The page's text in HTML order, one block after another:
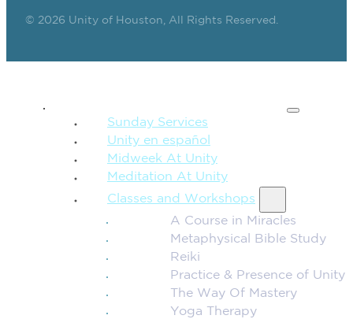
© 2026 Unity of Houston, All Rights Reserved.
Sunday Services
Unity en español
Midweek At Unity
Meditation At Unity
Classes and Workshops
A Course in Miracles
Metaphysical Bible Study
Reiki
Practice & Presence of Unity
The Way Of Mastery
Yoga Therapy